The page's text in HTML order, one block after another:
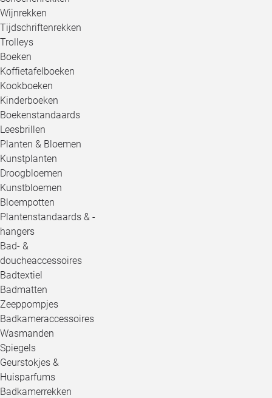
Wijnrekken
Tijdschriftenrekken
Trolleys
Boeken
Koffietafelboeken
Kookboeken
Kinderboeken
Boekenstandaards
Leesbrillen
Planten & Bloemen
Kunstplanten
Droogbloemen
Kunstbloemen
Bloempotten
Plantenstandaards & -
hangers
Bad- &
doucheaccessoires
Badtextiel
Badmatten
Zeeppompjes
Badkameraccessoires
Wasmanden
Spiegels
Geurstokjes &
Huisparfums
Badkamerrekken